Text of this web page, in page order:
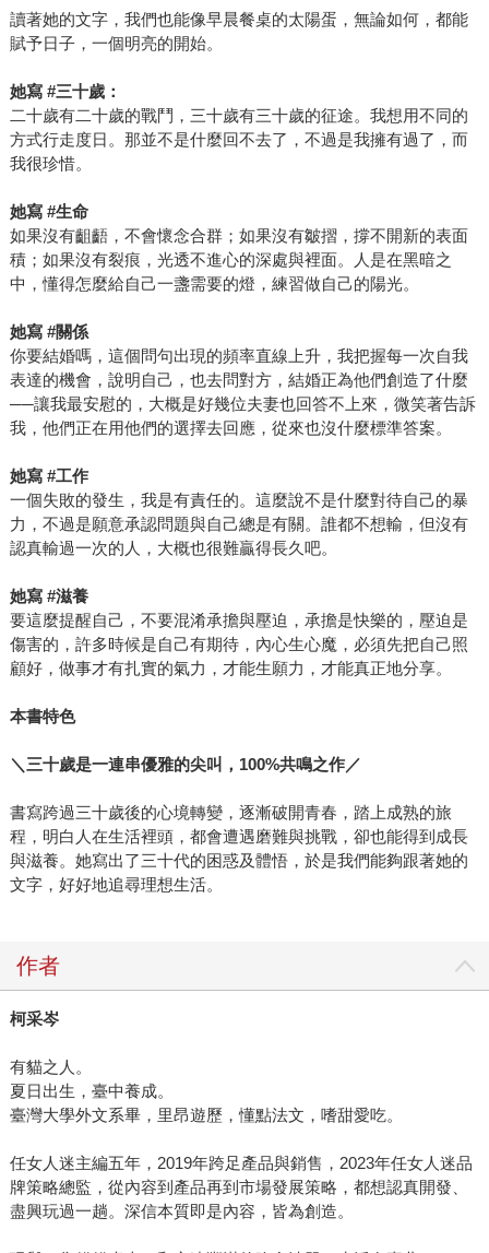
讀著她的文字，我們也能像早晨餐桌的太陽蛋，無論如何，都能
賦予日子，一個明亮的開始。
她寫 #三十歲：
二十歲有二十歲的戰鬥，三十歲有三十歲的征途。我想用不同的
方式行走度日。那並不是什麼回不去了，不過是我擁有過了，而
我很珍惜。
她寫 #生命
如果沒有齟齬，不會懷念合群；如果沒有皺摺，撐不開新的表面
積；如果沒有裂痕，光透不進心的深處與裡面。人是在黑暗之
中，懂得怎麼給自己一盞需要的燈，練習做自己的陽光。
她寫 #關係
你要結婚嗎，這個問句出現的頻率直線上升，我把握每一次自我
表達的機會，說明自己，也去問對方，結婚正為他們創造了什麼
──讓我最安慰的，大概是好幾位夫妻也回答不上來，微笑著告訴
我，他們正在用他們的選擇去回應，從來也沒什麼標準答案。
她寫 #工作
一個失敗的發生，我是有責任的。這麼說不是什麼對待自己的暴
力，不過是願意承認問題與自己總是有關。誰都不想輸，但沒有
認真輸過一次的人，大概也很難贏得長久吧。
她寫 #滋養
要這麼提醒自己，不要混淆承擔與壓迫，承擔是快樂的，壓迫是
傷害的，許多時候是自己有期待，內心生心魔，必須先把自己照
顧好，做事才有扎實的氣力，才能生願力，才能真正地分享。
本書特色
＼三十歲是一連串優雅的尖叫，100%共鳴之作／
書寫跨過三十歲後的心境轉變，逐漸破開青春，踏上成熟的旅
程，明白人在生活裡頭，都會遭遇磨難與挑戰，卻也能得到成長
與滋養。她寫出了三十代的困惑及體悟，於是我們能夠跟著她的
文字，好好地追尋理想生活。
作者
柯采岑
有貓之人。
夏日出生，臺中養成。
臺灣大學外文系畢，里昂遊歷，懂點法文，嗜甜愛吃。
任女人迷主編五年，2019年跨足產品與銷售，2023年任女人迷品
牌策略總監，從內容到產品再到市場發展策略，都想認真開發、
盡興玩過一趟。深信本質即是內容，皆為創造。